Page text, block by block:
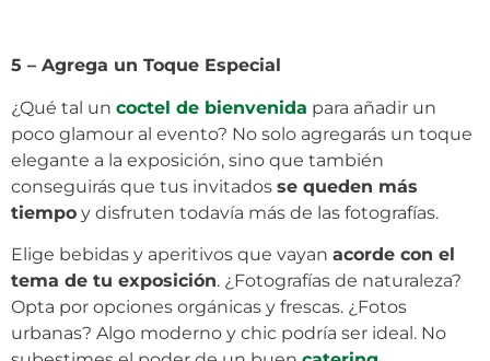
5 – Agrega un Toque Especial
¿Qué tal un coctel de bienvenida para añadir un
poco glamour al evento? No solo agregarás un toque
elegante a la exposición, sino que también
conseguirás que tus invitados se queden más
tiempo y disfruten todavía más de las fotografías.
Elige bebidas y aperitivos que vayan acorde con el
tema de tu exposición. ¿Fotografías de naturaleza?
Opta por opciones orgánicas y frescas. ¿Fotos
urbanas? Algo moderno y chic podría ser ideal. No